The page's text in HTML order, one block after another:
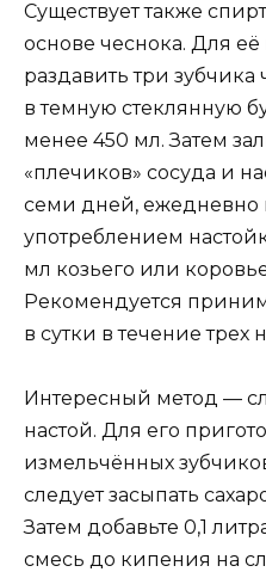
Существует также
основе чеснока. Для
раздавить три
в темную стеклянную
менее 450 мл. Затем
«плечиков» сосуда и
семи дней, ежедневно
употреблением
мл козьего или
Рекомендуется
в сутки в течение трех
Интересный метод —
настой. Для его
измельчённых
следует засыпать
Затем добавьте 0,1
смесь до кипения на